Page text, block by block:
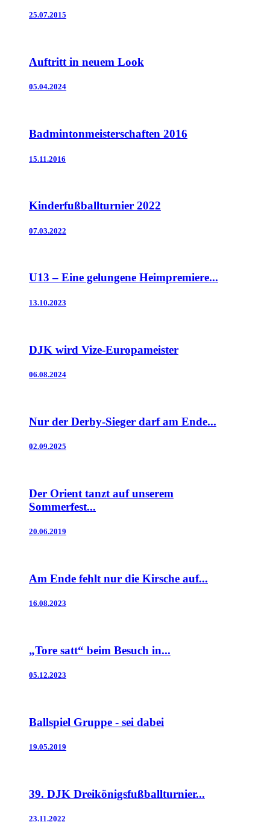
25.07.2015
Auftritt in neuem Look
05.04.2024
Badmintonmeisterschaften 2016
15.11.2016
Kinderfußballturnier 2022
07.03.2022
U13 – Eine gelungene Heimpremiere...
13.10.2023
DJK wird Vize-Europameister
06.08.2024
Nur der Derby-Sieger darf am Ende...
02.09.2025
Der Orient tanzt auf unserem
Sommerfest...
20.06.2019
Am Ende fehlt nur die Kirsche auf...
16.08.2023
„Tore satt“ beim Besuch in...
05.12.2023
Ballspiel Gruppe - sei dabei
19.05.2019
39. DJK Dreikönigsfußballturnier...
23.11.2022